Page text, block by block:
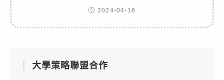
2024-04-16
大學策略聯盟合作